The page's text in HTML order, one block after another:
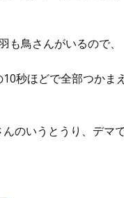
も鳥さんがいるので、
秒ほどで全部つかま
のいうとうり、デマ